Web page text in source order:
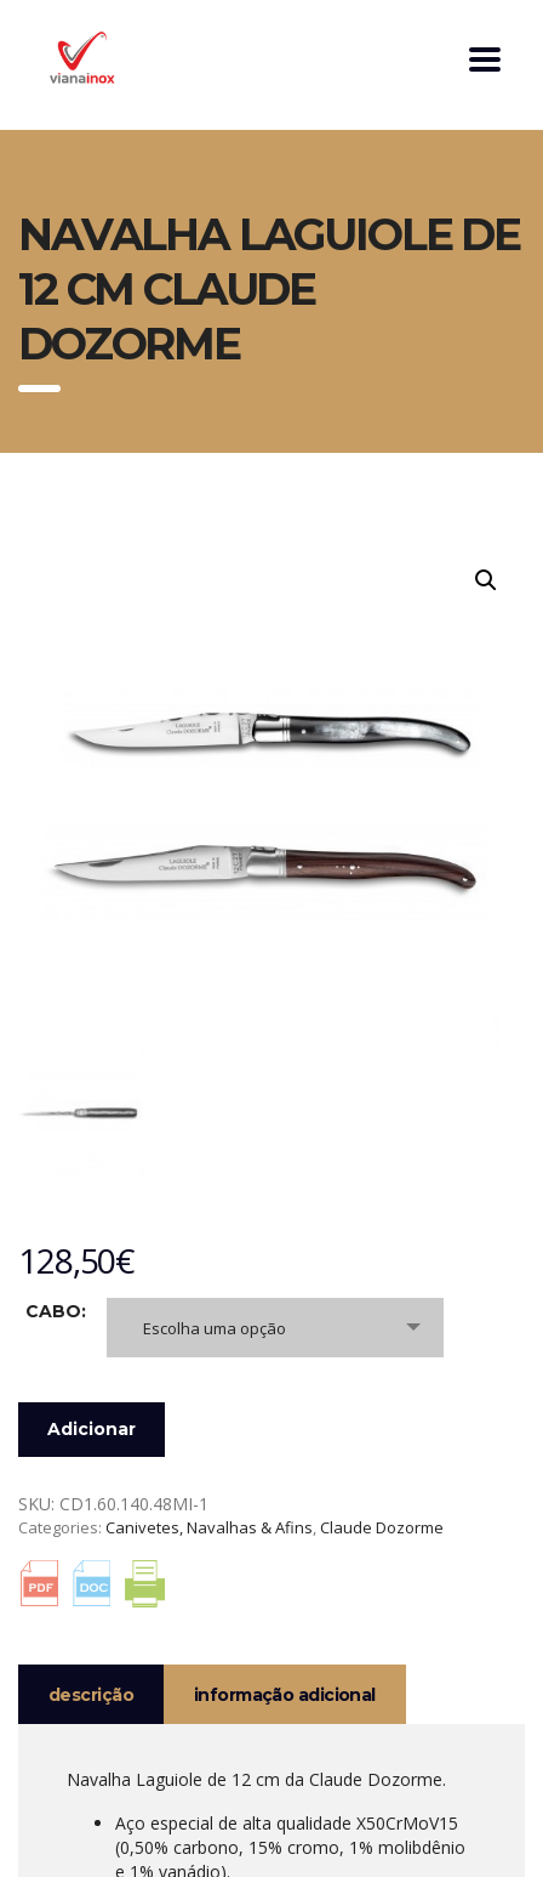
NAVALHA LAGUIOLE DE
12 CM CLAUDE
DOZORME
128,50€
CABO:
Escolha uma opção
NAVALHA
DE
12
CM
CLAUDE
DOZORME
Adicionar
SKU: CD1.60.140.48MI-1
Categories: Canivetes, Navalhas & Afins Claude Dozorme
descrição informação adicional
Navalha Laguiole de 12 cm da Claude Dozorme.
Aço especial de alta qualidade X50CrMoV15
(0,50% carbono, 15% cromo, 1% molibdênio
e 1% vanádio).